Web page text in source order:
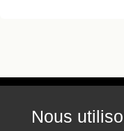
Nous